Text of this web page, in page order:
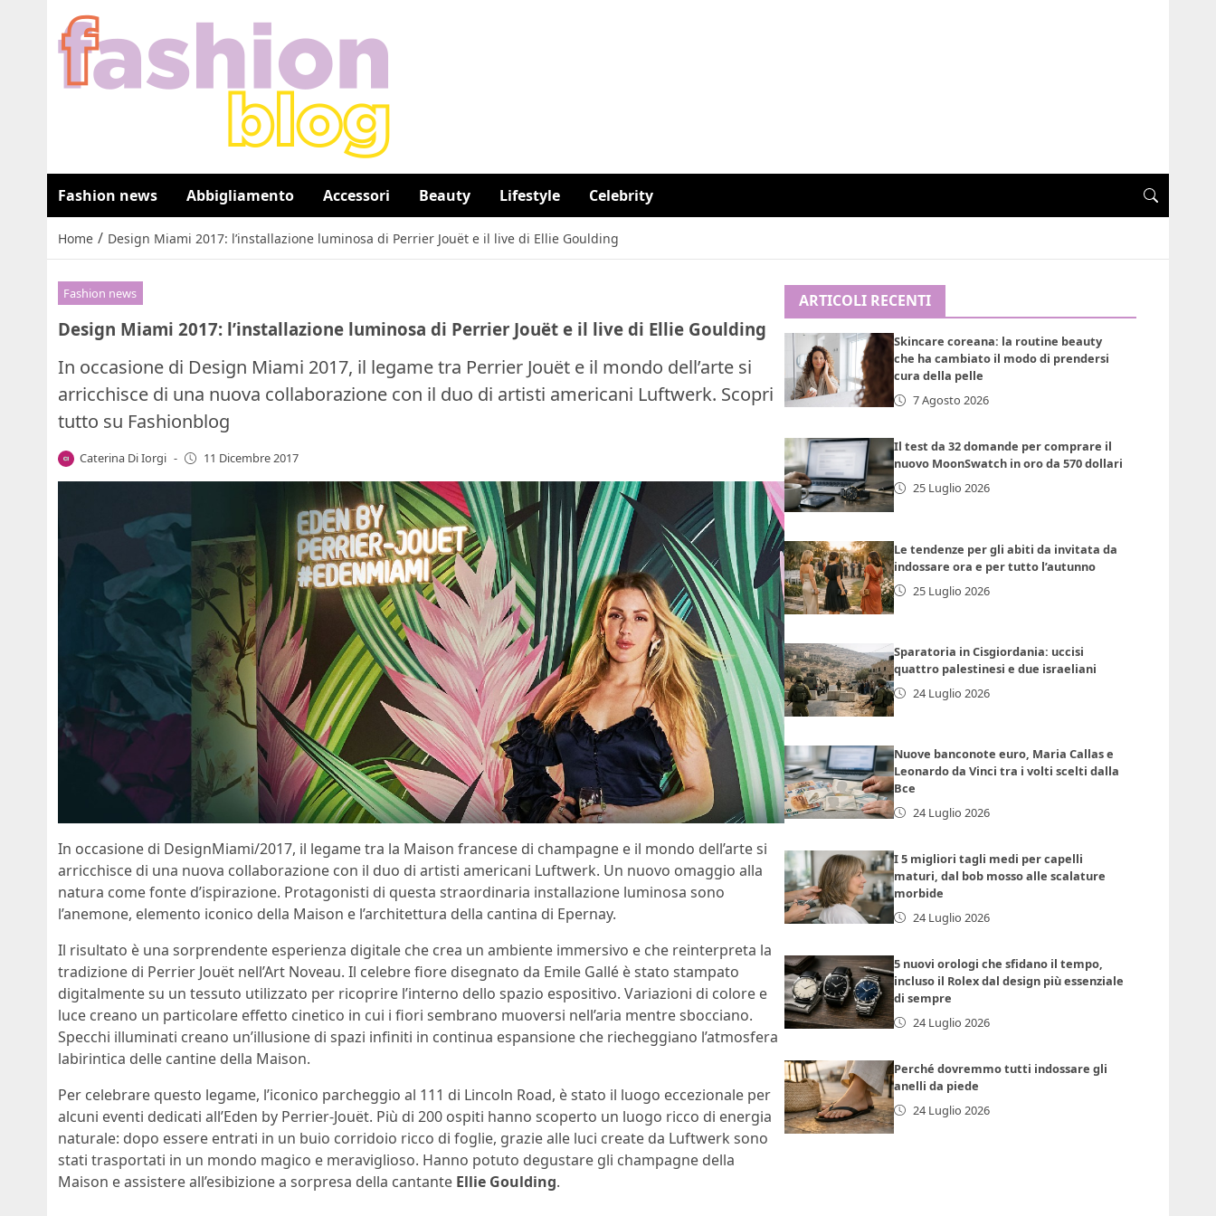
Fashion news Abbigliamento Accessori Beauty Lifestyle Celebrity
Home / Design Miami 2017: l’installazione luminosa di Perrier Jouët e il live di Ellie Goulding
Fashion news
Design Miami 2017: l’installazione luminosa di Perrier Jouët e il live di Ellie Goulding
In occasione di Design Miami 2017, il legame tra Perrier Jouët e il mondo dell’arte si
arricchisce di una nuova collaborazione con il duo di artisti americani Luftwerk. Scopri
tutto su Fashionblog
Caterina Di Iorgi - 11 Dicembre 2017
In occasione di DesignMiami/2017, il legame tra la Maison francese di champagne e il mondo dell’arte si
arricchisce di una nuova collaborazione con il duo di artisti americani Luftwerk. Un nuovo omaggio alla
natura come fonte d’ispirazione. Protagonisti di questa straordinaria installazione luminosa sono
l’anemone, elemento iconico della Maison e l’architettura della cantina di Epernay.
Il risultato è una sorprendente esperienza digitale che crea un ambiente immersivo e che reinterpreta la
tradizione di Perrier Jouët nell’Art Noveau. Il celebre fiore disegnato da Emile Gallé è stato stampato
digitalmente su un tessuto utilizzato per ricoprire l’interno dello spazio espositivo. Variazioni di colore e
luce creano un particolare effetto cinetico in cui i fiori sembrano muoversi nell’aria mentre sbocciano.
Specchi illuminati creano un’illusione di spazi infiniti in continua espansione che riecheggiano l’atmosfera
labirintica delle cantine della Maison.
Per celebrare questo legame, l’iconico parcheggio al 111 di Lincoln Road, è stato il luogo eccezionale per
alcuni eventi dedicati all’Eden by Perrier-Jouët. Più di 200 ospiti hanno scoperto un luogo ricco di energia
naturale: dopo essere entrati in un buio corridoio ricco di foglie, grazie alle luci create da Luftwerk sono
stati trasportati in un mondo magico e meraviglioso. Hanno potuto degustare gli champagne della
Maison e assistere all’esibizione a sorpresa della cantante Ellie Goulding.
ARTICOLI RECENTI
Skincare coreana: la routine beauty
che ha cambiato il modo di prendersi
cura della pelle
7 Agosto 2026
Il test da 32 domande per comprare il
nuovo MoonSwatch in oro da 570 dollari
25 Luglio 2026
Le tendenze per gli abiti da invitata da
indossare ora e per tutto l’autunno
25 Luglio 2026
Sparatoria in Cisgiordania: uccisi
quattro palestinesi e due israeliani
24 Luglio 2026
Nuove banconote euro, Maria Callas e
Leonardo da Vinci tra i volti scelti dalla
Bce
24 Luglio 2026
I 5 migliori tagli medi per capelli
maturi, dal bob mosso alle scalature
morbide
24 Luglio 2026
5 nuovi orologi che sfidano il tempo,
incluso il Rolex dal design più essenziale
di sempre
24 Luglio 2026
Perché dovremmo tutti indossare gli
anelli da piede
24 Luglio 2026